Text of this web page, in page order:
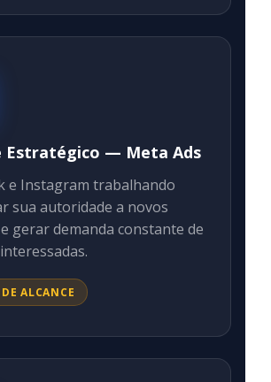
Estratégico — Meta Ads
e Instagram trabalhando
sua autoridade a novos
gerar demanda constante de
ALCANCE